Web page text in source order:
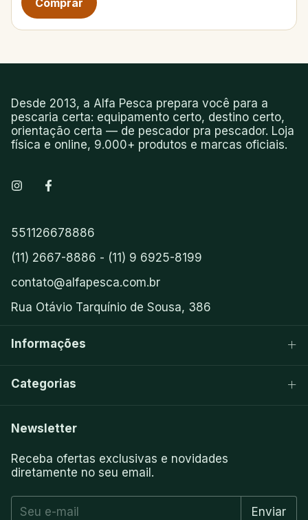
Desde 2013, a Alfa Pesca prepara você para a
pescaria certa: equipamento certo, destino certo,
orientação certa — de pescador pra pescador. Loja
física e online, 9.000+ produtos e marcas oficiais.
551126678886
(11) 2667-8886 - (11) 9 6925-8199
contato@alfapesca.com.br
Rua Otávio Tarquínio de Sousa, 386
Informações
Categorias
Newsletter
Receba ofertas exclusivas e novidades
diretamente no seu email.